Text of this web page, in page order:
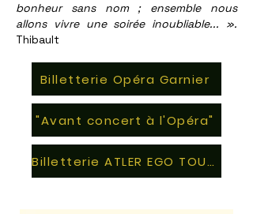
bonheur sans nom ; ensemble nous
allons vivre une soirée inoubliable... ».
Thibault
Billetterie Opéra Garnier
"Avant concert à l'Opéra"
Billetterie ATLER EGO TOUR 2026